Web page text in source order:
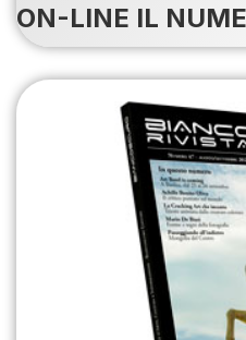
ON-LINE IL